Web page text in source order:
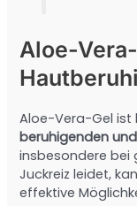
Aloe-
Aloe-Vera-Gel ist
beruhigenden
insbesondere bei
Juckreiz leidet,
effektive